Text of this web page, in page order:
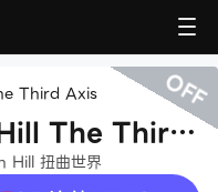
Third Axis
The Third
Hill 扭曲世界
OFF